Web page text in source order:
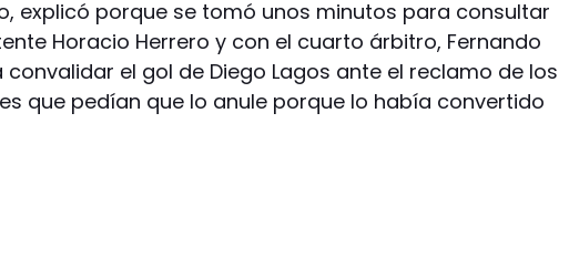
explicó porque se tomó unos minutos para consultar
Horacio Herrero y con el cuarto árbitro, Fernando
convalidar el gol de Diego Lagos ante el reclamo de los
que pedían que lo anule porque lo había convertido